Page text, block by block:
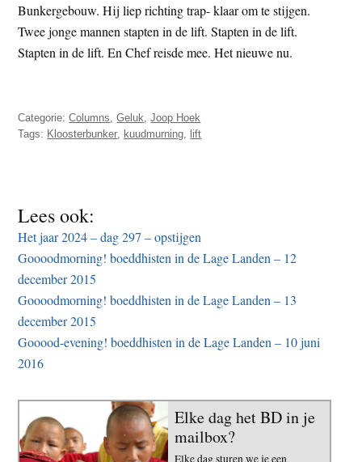
Bunkergebouw. Hij liep richting trap- klaar om te stijgen.
Twee jonge mannen stapten in de lift. Stapten in de lift.
Stapten in de lift. En Chef reisde mee. Het nieuwe nu.
Categorie:Columns ,Geluk ,Joop Hoek
Tags: Kloosterbunker kuudmurning lift
Lees ook:
Het jaar 2024 – dag 297 – opstijgen
Goooodmorning! boeddhisten in de Lage Landen – 12
december 2015
Goooodmorning! boeddhisten in de Lage Landen – 13
december 2015
Gooood-evening! boeddhisten in de Lage Landen – 10 juni
2016
Elke dag het BD in je
mailbox?
Elke dag sturen we je een